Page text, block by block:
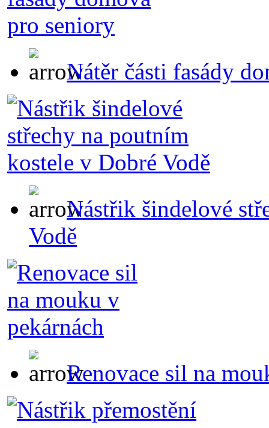
Nátěr části fasády
Nástřik šindelové
Vodě
Renovace sil na